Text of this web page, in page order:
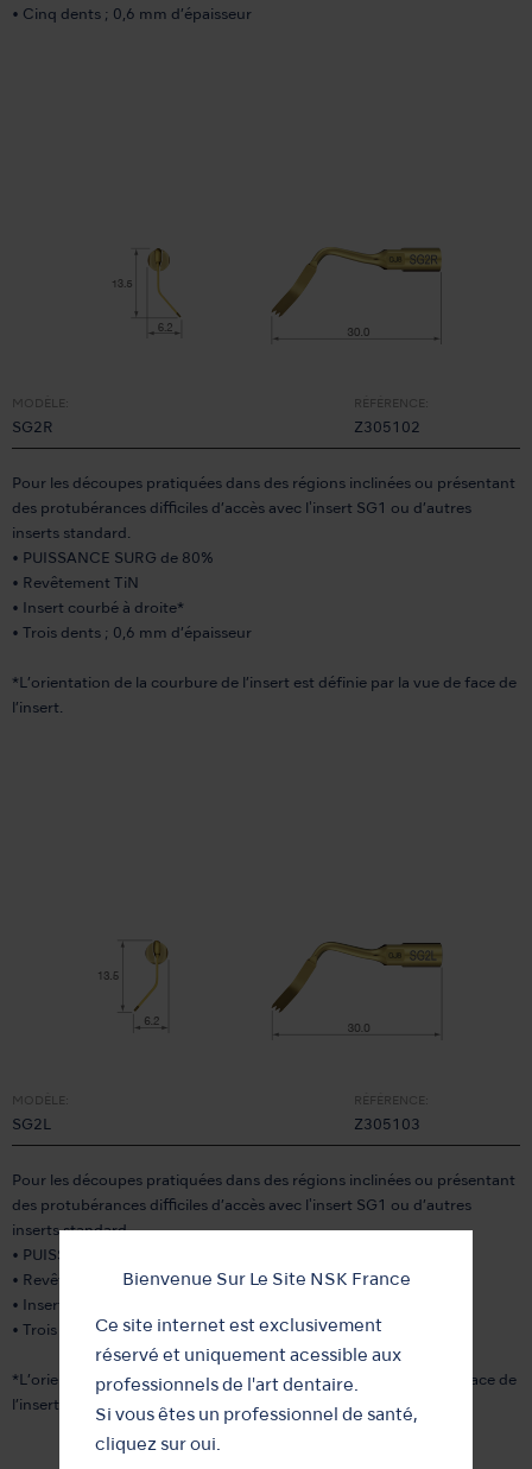
Bienvenue Sur Le Site NSK France
Ce site internet est exclusivement
réservé et uniquement acessible aux
professionnels de l'art dentaire.
Si vous êtes un professionnel de santé,
cliquez sur oui.
• Cinq dents ; 0,6 mm d’épaisseur
MODÈLE:
SG2R
RÉFÉRENCE:
Z305102
Pour les découpes pratiquées dans des régions inclinées ou présentant
des protubérances difficiles d’accès avec l'insert SG1 ou d’autres
inserts standard.
• PUISSANCE SURG de 80%
• Revêtement TiN
• Insert courbé à droite*
• Trois dents ; 0,6 mm d’épaisseur
*L’orientation de la courbure de l’insert est définie par la vue de face de
l’insert.
MODÈLE:
SG2L
RÉFÉRENCE:
Z305103
Pour les découpes pratiquées dans des régions inclinées ou présentant
des protubérances difficiles d’accès avec l'insert SG1 ou d’autres
inserts standard.
• PUISSANCE [SURG] de 80%
• Revêtement TiN
• Insert courbé à gauche*
• Trois dents ; 0,6 mm d’épaisseur
*L’orientation de la courbure de l’insert est définie par la vue de face de
l’insert.